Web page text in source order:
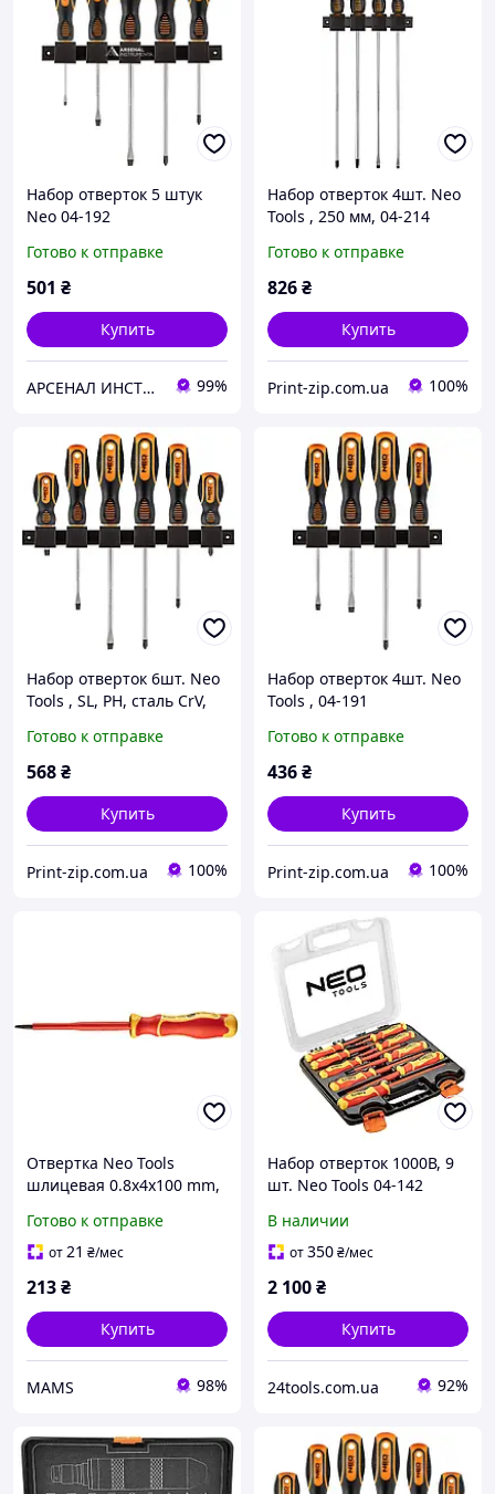
Набор отверток 5 штук
Neo 04-192
Готово к отправке
501 ₴
Купить
АРСЕНАЛ ИНСТРУМЕНТА 99%
Набор отверток 4шт. Neo
Tools , 250 мм, 04-214
Готово к отправке
826₴
Купить
Print-zip.com.ua 100%
Набор отверток 6шт. Neo
Tools , SL, PH, сталь CrV,
Готово к отправке
568₴
Купить
Print-zip.com.ua 100%
Набор отверток 4шт. Neo
Tools , 04-191
Готово к отправке
436₴
Купить
Print-zip.com.ua 100%
Отвертка Neo Tools
шлицевая 0.8x4x100 mm,
Готово к отправке
от21 ₴/мес
213₴
Купить
MAMS 98%
Набор отверток 1000В, 9
шт. Neo Tools 04-142
В наличии
от350₴/мес
2 100₴
Купить
24tools.com.ua 92%